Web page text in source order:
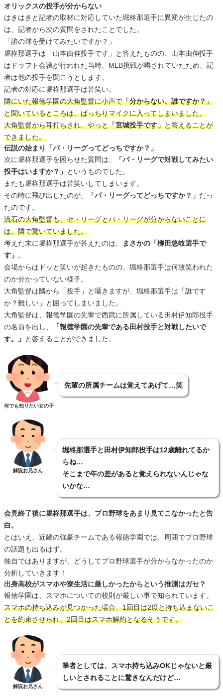
オリックスの投手が分からない
はきはきと記者の取材に対応していた堀柊那選手に異変が生じたの
は、記者から次の質問をされたことでした。
「誰の球を受けてみたいですか？」
堀柊那選手は「山本由伸投手です」と答えたものの、山本由伸投手
はドラフト会議が行われた当時、MLB挑戦が噂されていたため、記
者は他の投手を聞こうとします。
記者の対応に堀柊那選手は苦笑い。
隣にいた報徳学園の大角監督に小声で「分からない、誰ですか？」
と聞いているところは、ばっちりマイクに入ってしまいました。
大角監督から耳打ちされ、やっと「宮城投手です」と答えることが
できました。
伝説の始まり「パ・リーグってどっちですか？」
次に堀柊那選手を困らせた質問は、
「パ・リーグで対戦してみたい
投手はいますか？」 というものでした。
またも堀柊那選手は苦笑いしてしまいます。
その時に飛び出したのが、
「パ・リーグってどっちですか？」 だっ
たのです。
流石の大角監督も、セ・リーグとパ・リーグが分からないことに
は、隣で驚いていました。
考えた末に堀柊那選手が答えたのは、
まさかの「柳田悠岐選手で
す」 。
会場からはドッと笑いが起きたものの、堀柊那選手は何故笑われた
のか分かっていない様子。
大角監督は隣から「投手」と囁きますが、堀柊那選手は「誰です
か？難しい」と困ってしまいました。
大角監督は、報徳学園の先輩で西武に所属している田村伊知郎投手
の名前を出し、
「報徳学園の先輩である田村投手と対戦したいで
す。」 と答えることができました。
何でも知りたい女の子
先輩の所属チームは覚えてあげて…笑
解説お兄さん
堀柊那選手と田村伊知郎投手は12歳離れてるか
らね…
そこまで年の差があると覚えられないんじゃな
いかな…
会見終了後に堀柊那選手は、プロ野球をあまり見てこなかったと告
白。
とはいえ、近畿の強豪チームである報徳学園では、周囲でプロ野球
の話題も出るはず。
独自ではありますが、どうしてプロ野球選手が分からなかったのか
分析していきます！
出身高校がスマホや寮生活に厳しかったからという推測はガセ？
報徳学園は、スマホについての校則が厳しい事で知られています。
スマホの持ち込みが見つかった場合、1回目は2度と持ち込まないこ
とを約束させられ、2回目はスマホ解約となるそうです。
解説お兄さん
筆者としては、スマホ持ち込みOKじゃないと厳
しいとされることに驚きなんだけど…